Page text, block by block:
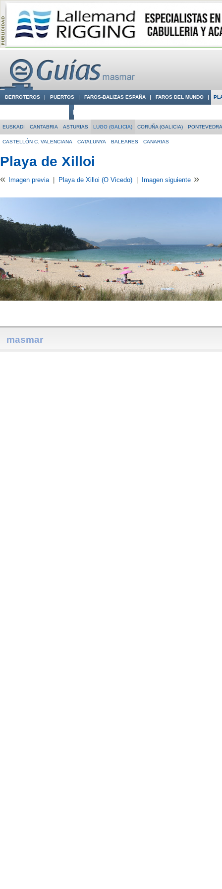
DERROTEROS PUERTOS FAROS-BALIZAS ESPAÑA FAROS DEL MUNDO
EUSKADI CANTABRIA ASTURIAS LUGO (GALICIA) CORUÑA (GALICIA)
CASTELLÓN C. VALENCIANA CATALUNYA BALEARES CANARIAS
Playa de Xilloi
« Imagen previa | Playa de Xilloi (O Vicedo) | Imagen siguiente »
masmar